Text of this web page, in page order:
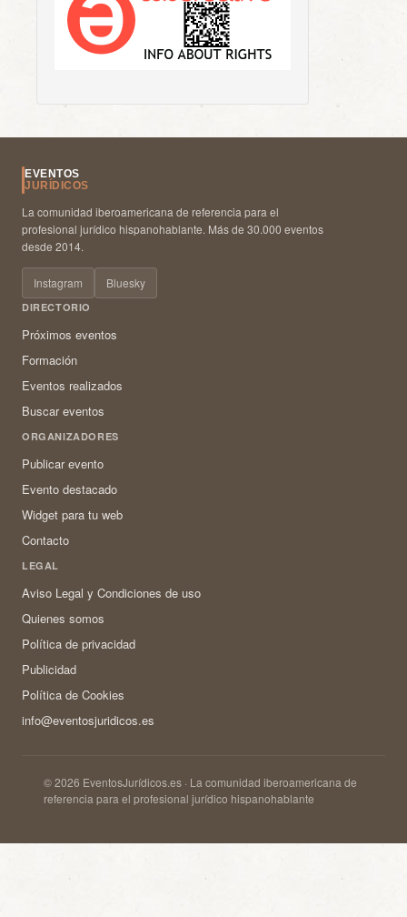
EVENTOS
JURÍDICOS
La comunidad iberoamericana de referencia para el
profesional jurídico hispanohablante. Más de 30.000 eventos
desde 2014.
Instagram Bluesky
DIRECTORIO
Próximos eventos
Formación
Eventos realizados
Buscar eventos
ORGANIZADORES
Publicar evento
Evento destacado
Widget para tu web
Contacto
LEGAL
Aviso Legal y Condiciones de uso
Quienes somos
Política de privacidad
Publicidad
Política de Cookies
info@eventosjuridicos.es
© 2026 EventosJurídicos.es · La comunidad iberoamericana de
referencia para el profesional jurídico hispanohablante